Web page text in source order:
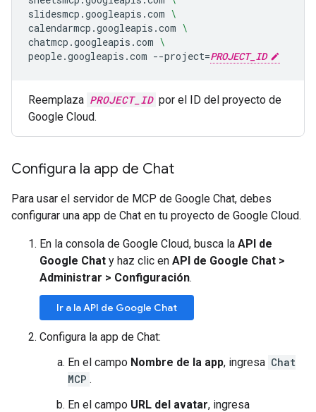
slidesmcp.googleapis.com \
calendarmcp.googleapis.com \
chatmcp.googleapis.com \
people.googleapis.com --project=PROJECT_ID
Reemplaza PROJECT_ID por el ID del proyecto de
Google Cloud.
Configura la app de Chat
Para usar el servidor de MCP de Google Chat, debes
configurar una app de Chat en tu proyecto de Google Cloud.
En la consola de Google Cloud, busca la API de
Google Chat y haz clic en API de Google Chat >
Administrar > Configuración.
Ir a la API de Google Chat
Configura la app de Chat:
En el campo Nombre de la app, ingresa Chat
MCP .
En el campo URL del avatar, ingresa